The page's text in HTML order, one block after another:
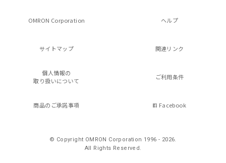
OMRON Corporation ヘルプ
サイトマップ 関連リンク
個人情報の
取り扱いについて
ご利用条件
商品のご承諾事項 Facebook
© Copyright OMRON Corporation 1996 - 2026.
All Rights Reserved.